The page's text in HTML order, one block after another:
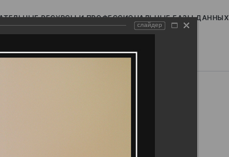
РЕСУРСЫ И ПРОФЕССИОНАЛЬНЫЕ БАЗЫ ДАННЫХ
слайдер